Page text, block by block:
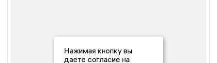
Нажимая кнопку вы
даете согласие на